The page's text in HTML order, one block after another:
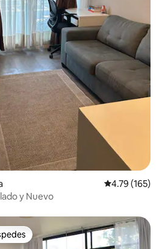
Calificación
4.79 (165)
y Nuevo
entre huéspedes